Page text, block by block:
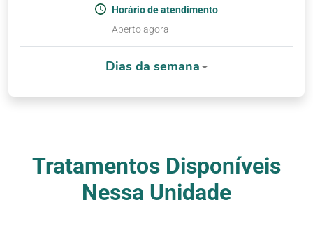
Nossos Tratamentos
Horário de atendimento
Aberto agora
Dias da semana
Tratamentos Disponíveis
Nessa Unidade